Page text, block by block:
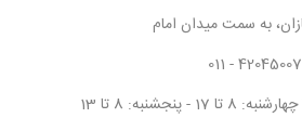
به سمت میدان امام
تا 17 - پنجشنبه: 8 تا 13